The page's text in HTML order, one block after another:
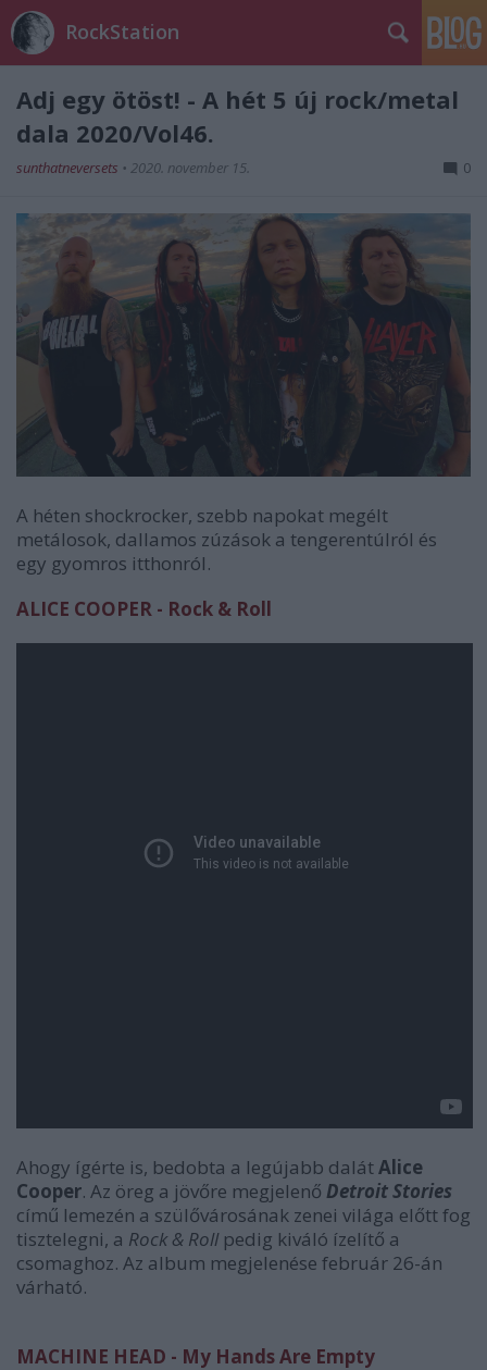
RockStation
Adj egy ötöst! - A hét 5 új rock/metal
dala 2020/Vol46.
sunthatneversets • 2020. november 15. 0
A héten shockrocker, szebb napokat megélt
metálosok, dallamos zúzások a tengerentúlról és
egy gyomros itthonról.
ALICE COOPER - Rock & Roll
Ahogy ígérte is, bedobta a legújabb dalátAlice
Cooper. Az öreg a jövőre megjelenő Detroit Stories
című lemezén a szülővárosának zenei világa előtt fog
tisztelegni, a Rock & Rollpedig kiváló ízelítő a
csomaghoz. Az album megjelenése február 26-án
várható.
MACHINE HEAD - My Hands Are Empty